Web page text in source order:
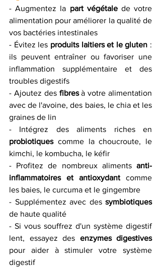
- Augmentez la part végétale de votre
alimentation pour améliorer la qualité de
vos bactéries intestinales
- Évitez les produits laitiers et le gluten :
ils peuvent entraîner ou favoriser une
inflammation supplémentaire et des
troubles digestifs
- Ajoutez des fibres à votre alimentation
avec de l'avoine, des baies, le chia et les
graines de lin
probiotiques comme la choucroute, le
kimchi, le kombucha, le kéfir
- Profitez de nombreux aliments anti-
inflammatoires et antioxydant comme
les baies, le curcuma et le gingembre
- Supplémentez avec des symbiotiques
de haute qualité
- Si vous souffrez d'un système digestif
lent, essayez des enzymes digestives
pour aider à stimuler votre système
digestif